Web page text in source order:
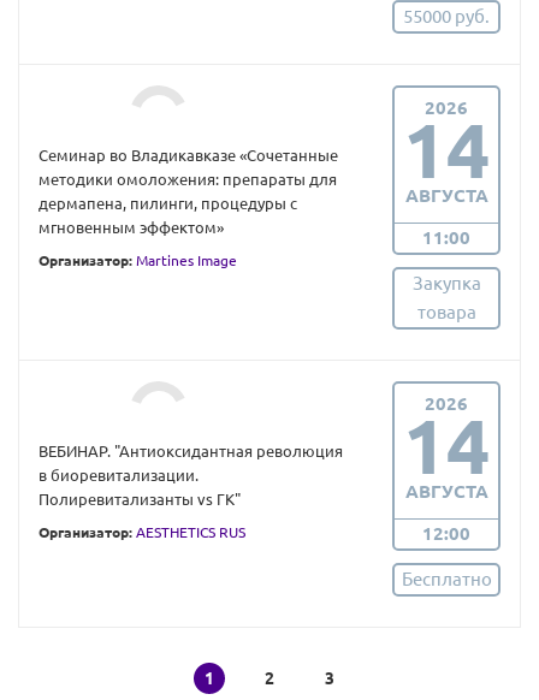
55000 руб.
Семинар во Владикавказе «Сочетанные
методики омоложения: препараты для
дермапена, пилинги, процедуры с
мгновенным эффектом»
Организатор: Martines Image
2026
14
АВГУСТА
11:00
Закупка
товара
ВЕБИНАР. "Антиоксидантная революция
в биоревитализации.
Полиревитализанты vs ГК"
Организатор: AESTHETICS RUS
2026
14
АВГУСТА
12:00
Бесплатно
1 2 3